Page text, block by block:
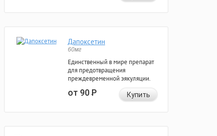
Дапоксетин
60мг
Единственный в мире препарат
для предотвращения
преждевременной эякуляции.
от 90Р Купить